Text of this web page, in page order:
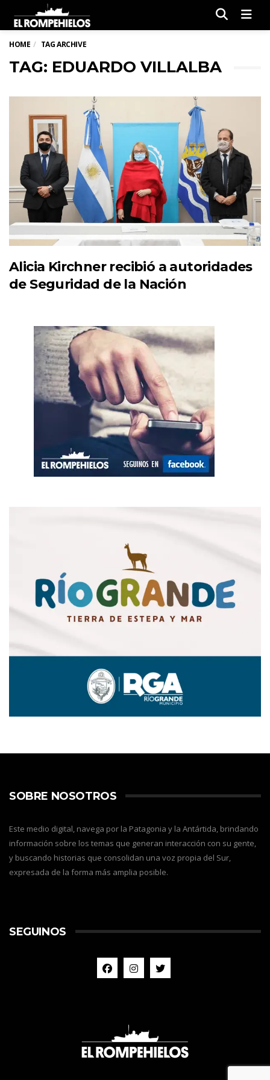
HOME TAG ARCHIVE
TAG: EDUARDO VILLALBA
Alicia Kirchner recibió a autoridades
de Seguridad de la Nación
SOBRE NOSOTROS
Este medio digital, navega por la Patagonia y la Antártida, brindando
información sobre los temas que generan interacción con su gente,
y buscando historias que consolidan una voz propia del Sur,
expresada de la forma más amplia posible.
SEGUINOS